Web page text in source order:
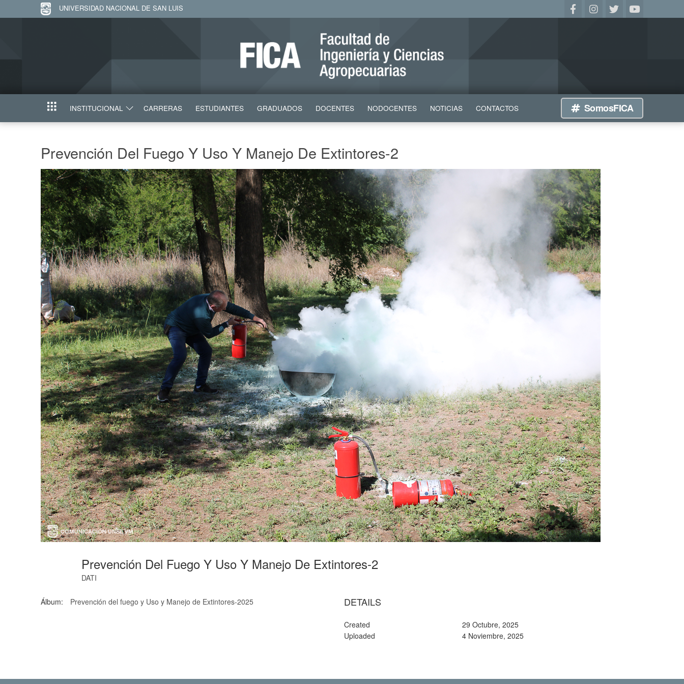
UNIVERSIDAD NACIONAL DE SAN LUIS
INICIO INSTITUCIONAL CARRERAS ESTUDIANTES GRADUADOS DOCENTES NODOCENTES NOTICIAS CONTACTOS SomosFICA
Prevención Del Fuego Y Uso Y Manejo De Extintores-2
Prevención Del Fuego Y Uso Y Manejo De Extintores-2
DATI
Álbum: Prevención del fuego y Uso y Manejo de Extintores-2025 DETAILS
Created
29 Octubre, 2025
Uploaded
4 Noviembre, 2025